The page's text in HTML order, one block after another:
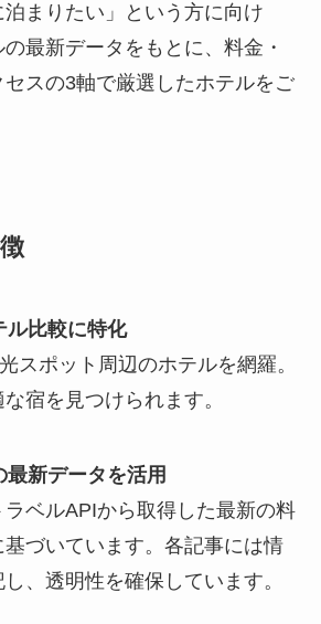
まりたい」という方に向け
最新データをもとに、料金・
スの3軸で厳選したホテルをご
ル比較に特化
スポット周辺のホテルを網羅。
宿を見つけられます。
新データを活用
ベルAPIから取得した最新の料
づいています。各記事には情
、透明性を確保しています。